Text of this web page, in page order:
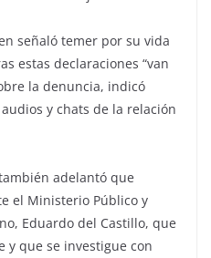
señaló temer por su vida
estas declaraciones “van
la denuncia, indicó
y chats de la relación
adelantó que
el Ministerio Público y
Eduardo del Castillo, que
y que se investigue con